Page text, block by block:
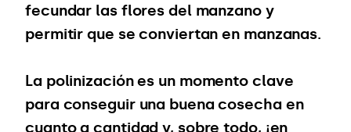
fecundar las flores del manzano y
permitir que se conviertan en manzanas.
La polinización es un momento clave
para conseguir una buena cosecha en
cuanto a cantidad y, sobre todo, ¡en